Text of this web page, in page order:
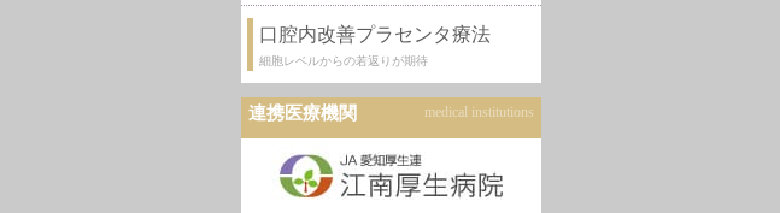
口腔内改善プラセンタ療法
細胞レベルからの若返りが期待
連携医療機関 medical institutions